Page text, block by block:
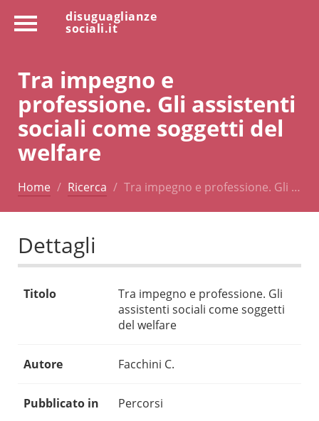
disuguaglianze
sociali.it
Tra impegno e
professione. Gli assistenti
sociali come soggetti del
welfare
Home Ricerca Tra impegno e professione. Gli …
Dettagli
Titolo
Tra impegno e professione. Gli
assistenti sociali come soggetti
del welfare
Autore Facchini C.
Pubblicato in Percorsi